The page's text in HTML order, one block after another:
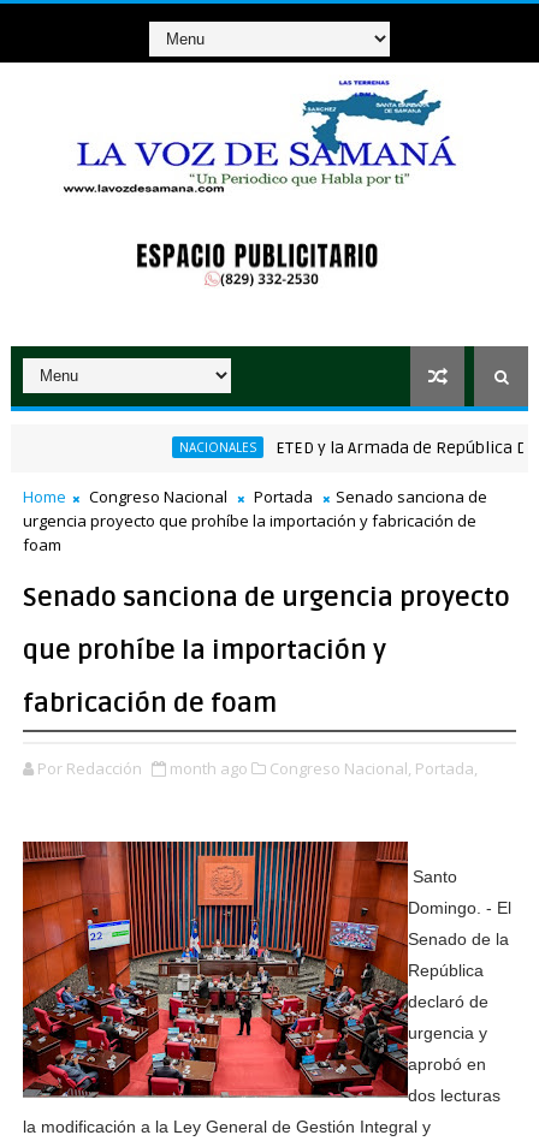
NACIONALES ETED y la Armada de República
Home Congreso Nacional Portada
Senado sanciona de
urgencia proyecto que prohíbe la importación y fabricación de
foam
Senado sanciona de urgencia proyecto
que prohíbe la importación y
fabricación de foam
Por Redacción month ago Congreso Nacional, Portada,
Santo
Domingo. - El
Senado de la
República
declaró de
urgencia y
aprobó en
dos lecturas
la modificación a la Ley General de Gestión Integral y